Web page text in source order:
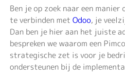
Ben je op zoek naar een manier
te verbinden met Odoo, je
Dan ben je hier aan het juiste
bespreken we waarom een
strategische zet is voor je
ondersteunen bij de